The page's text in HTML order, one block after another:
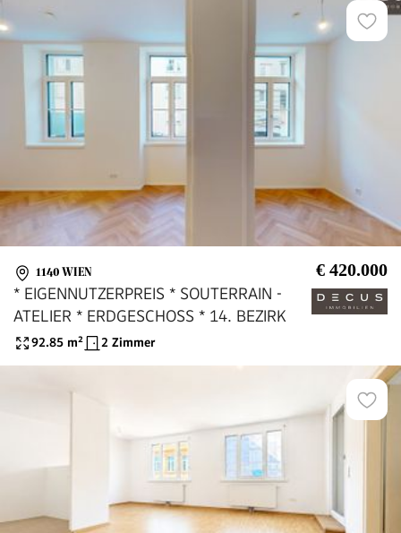
1140 WIEN € 420.000
* EIGENNUTZERPREIS * SOUTERRAIN -
ATELIER * ERDGESCHOSS * 14. BEZIRK
92.85 m² 2 Zimmer